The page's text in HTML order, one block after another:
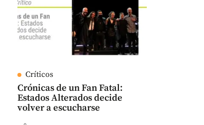
Críticos
Crónicas de un Fan Fatal:
Estados Alterados decide
volver a escucharse